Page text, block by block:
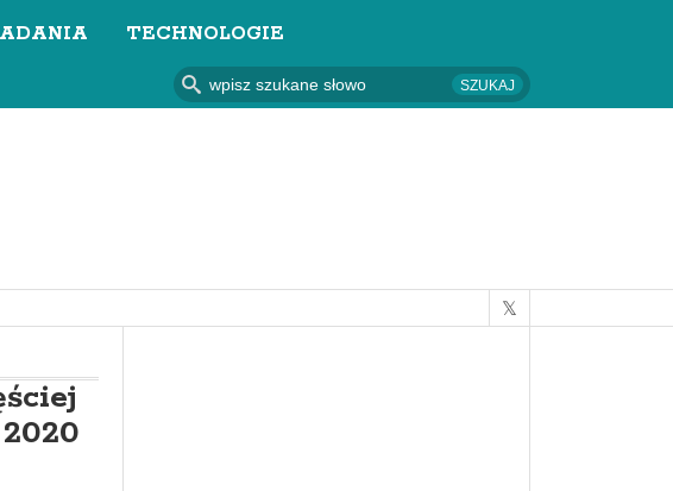
TECHNOLOGIE